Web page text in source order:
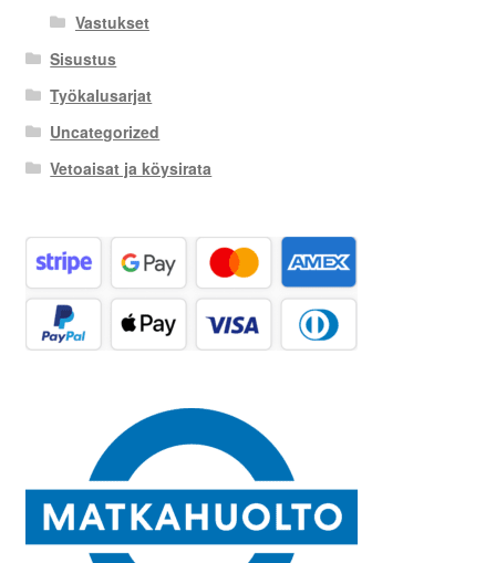
Vastukset
Sisustus
Työkalusarjat
Uncategorized
Vetoaisat ja köysirata